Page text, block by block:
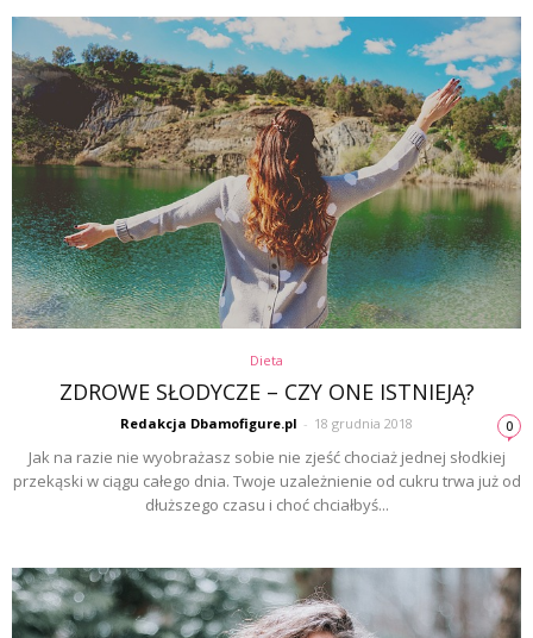
Dieta
ZDROWE SŁODYCZE – CZY ONE ISTNIEJĄ?
Redakcja Dbamofigure.pl - 18 grudnia 2018 0
Jak na razie nie wyobrażasz sobie nie zjeść chociaż jednej słodkiej
przekąski w ciągu całego dnia. Twoje uzależnienie od cukru trwa już od
dłuższego czasu i choć chciałbyś...